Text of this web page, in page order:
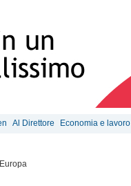
Al Direttore Economia e lavoro
Europa